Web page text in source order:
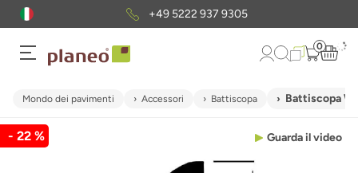
+49 5222 937 9305
0
Mondo dei pavimenti Accessori Battiscopa Battiscopa
Guarda il video
- 22 %